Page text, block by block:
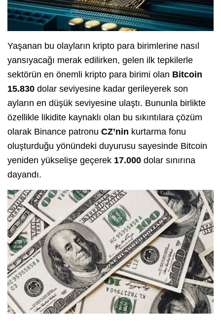
Yaşanan bu olayların kripto para birimlerine nasıl
yansıyacağı merak edilirken, gelen ilk tepkilerle
sektörün en önemli kripto para birimi olan Bitcoin
15.830 dolar seviyesine kadar gerileyerek son
ayların en düşük seviyesine ulaştı. Bununla birlikte
özellikle likidite kaynaklı olan bu sıkıntılara çözüm
olarak Binance patronu CZ’nin kurtarma fonu
oluşturduğu yönündeki duyurusu sayesinde Bitcoin
yeniden yükselişe geçerek 17.000 dolar sınırına
dayandı.